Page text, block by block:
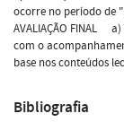
ocorre no período de
AVALIAÇÃO FINAL
com o
base nos conteúdos
Bibliografia